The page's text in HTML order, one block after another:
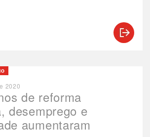
de reforma
desemprego e
aumentaram
2020